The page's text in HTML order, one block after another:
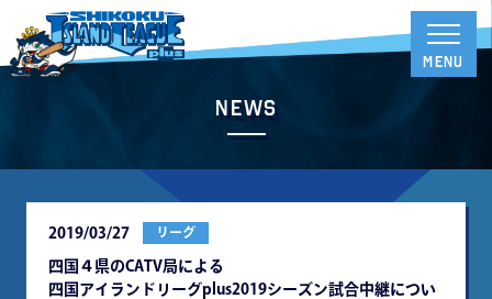
News
2019/03/27 リーグ
四国４県のCATV局による
四国アイランドリーグplus2019シーズン試合中継につい